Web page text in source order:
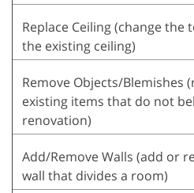
Replace Ceiling (change the
the existing ceiling)
Remove Objects/Blemishes
existing items that do not
renovation)
Add/Remove Walls (add or
wall that divides a room)